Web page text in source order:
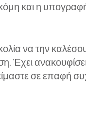
και η
να την
σε επαφή